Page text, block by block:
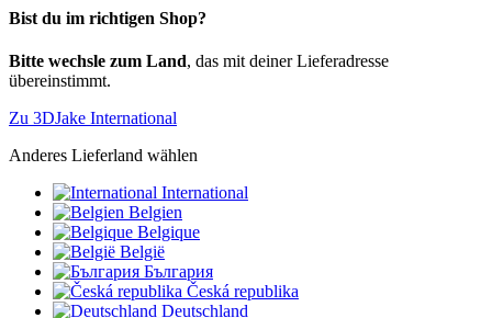
Bist du im richtigen Shop?
Bitte wechsle zum Land, das mit deiner Lieferadresse
übereinstimmt.
Zu 3DJake International
Anderes Lieferland wählen
International
Belgien
Belgique
België
България
Česká republika
Deutschland